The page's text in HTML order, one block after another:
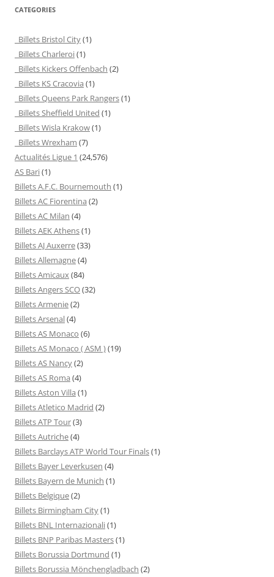
CATEGORIES
Billets Bristol City(1)
Billets Charleroi(1)
Billets Kickers Offenbach (2)
Billets KS Cracovia (1)
Billets Queens Park Rangers(1)
Billets Sheffield United (1)
Billets Wisla Krakow(1)
Billets Wrexham (7)
Actualités Ligue 1 (24,576)
AS Bari(1)
Billets A.F.C. Bournemouth (1)
Billets AC Fiorentina (2)
Billets AC Milan (4)
Billets AEK Athens(1)
Billets AJ Auxerre(33)
Billets Allemagne(4)
Billets Amicaux(84)
Billets Angers SCO(32)
Billets Armenie(2)
Billets Arsenal(4)
Billets AS Monaco (6)
Billets AS Monaco ( ASM )(19)
Billets AS Nancy(2)
Billets AS Roma (4)
Billets Aston Villa (1)
Billets Atletico Madrid (2)
Billets ATP Tour(3)
Billets Autriche(4)
Billets Barclays ATP World Tour Finals(1)
Billets Bayer Leverkusen (4)
Billets Bayern de Munich (1)
Billets Belgique(2)
Billets Birmingham City(1)
Billets BNL Internazionali(1)
Billets BNP Paribas Masters(1)
Billets Borussia Dortmund (1)
Billets Borussia Mönchengladbach (2)